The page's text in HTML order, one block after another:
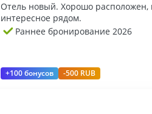
Отель новый. Хорошо расположен,
интересное рядом.
Раннее бронирование 2026
+100 бонусов -500 RUB